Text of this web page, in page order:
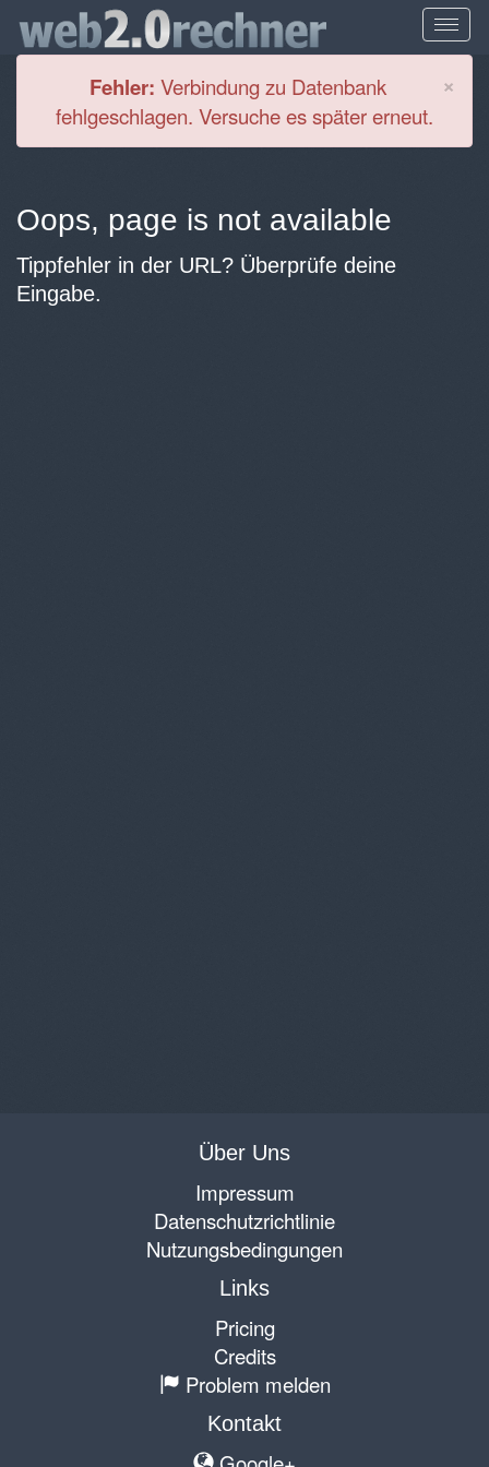
×
Fehler: Verbindung zu Datenbank
fehlgeschlagen. Versuche es später erneut.
Oops, page is not available
Tippfehler in der URL? Überprüfe deine
Eingabe.
Über Uns
Impressum
Datenschutzrichtlinie
Nutzungsbedingungen
Links
Pricing
Credits
Problem melden
Kontakt